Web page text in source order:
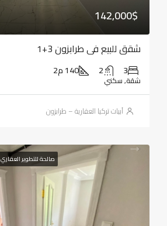
142,000$
شقق للبيع في طرابزون 3+1
3
2 140 م2
شقة, سكني
أبيات تركيا العقارية – طرابزون
صالحة للتطوير العقاري